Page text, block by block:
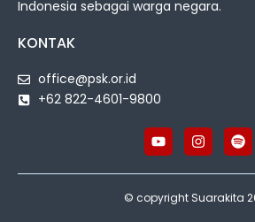
Indonesia sebagai warga negara.
KONTAK
office@psk.or.id
+62 822-4601-9800
© copyright Suarakita